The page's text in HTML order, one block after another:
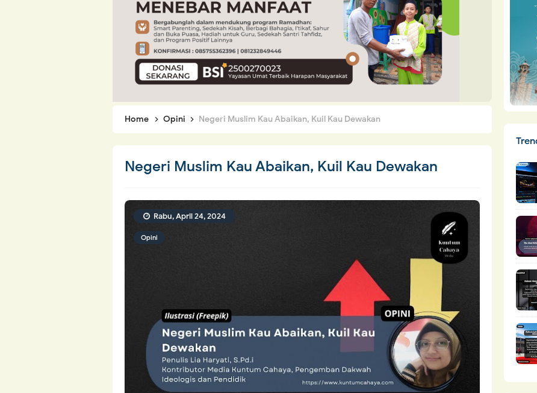
Home Opini Negeri Muslim Kau Abaikan, Kuil Kau Dewakan
Negeri Muslim Kau Abaikan, Kuil Kau Dewakan
Opini
Rabu, April 24, 2024